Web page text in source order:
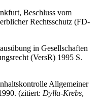
Beschluss vom
Rechtsschutz (FD-
in Gesellschaften
(VersR) 1995 S.
Allgemeiner
(zitiert: Dylla-Krebs,